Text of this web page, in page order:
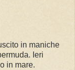
in maniche
Ieri
in mare.